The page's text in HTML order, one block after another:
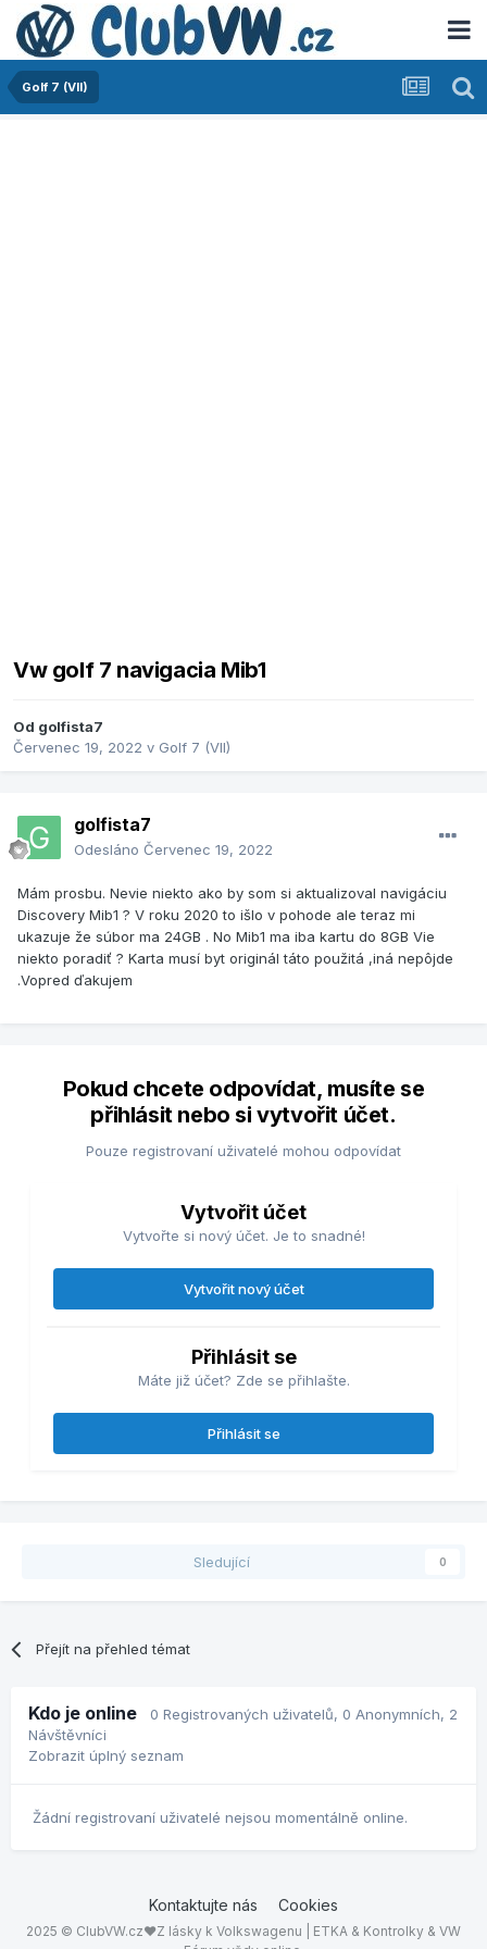
Golf 7 (VII)
Vw golf 7 navigacia Mib1
Od golfista7
Červenec 19, 2022 v Golf 7 (VII)
golfista7
Odesláno Červenec 19, 2022
Mám prosbu. Nevie niekto ako by som si aktualizoval navigáciu
Discovery Mib1 ? V roku 2020 to išlo v pohode ale teraz mi
ukazuje že súbor ma 24GB . No Mib1 ma iba kartu do 8GB Vie
niekto poradiť ? Karta musí byt originál táto použitá ,iná nepôjde
.Vopred ďakujem
Pokud chcete odpovídat, musíte se
přihlásit nebo si vytvořit účet.
Pouze registrovaní uživatelé mohou odpovídat
Vytvořit účet
Vytvořte si nový účet. Je to snadné!
Vytvořit nový účet
Přihlásit se
Máte již účet? Zde se přihlašte.
Přihlásit se
Sledující 0
Přejít na přehled témat
Kdo je online 0 Registrovaných uživatelů, 0 Anonymních, 2
Návštěvníci
Zobrazit úplný seznam
Žádní registrovaní uživatelé nejsou momentálně online.
Kontaktujte nás Cookies
2025 © ClubVW.cz❤Z lásky k Volkswagenu | ETKA & Kontrolky & VW